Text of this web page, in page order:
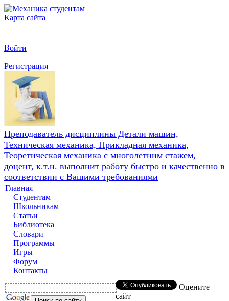
Карта сайта
Войти
Регистрация
Преподаватель дисциплины Детали машин,
Техническая механика, Прикладная механика,
Теоретическая механика с многолетним стажем,
доцент, к.т.н. выполнит работу быстро и качественно в
соответствии с Вашими требованиями
Главная
Студентам
Школьникам
Статьи
Библиотека
Словари
Программы
Игры
Форум
Контакты
Оцените
сайт